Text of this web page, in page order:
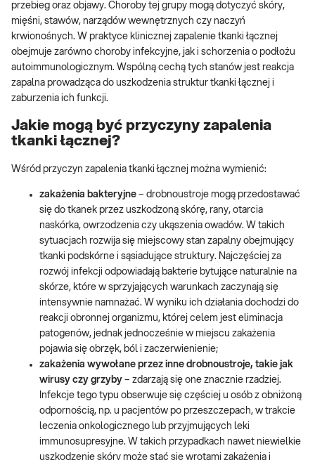
przebieg oraz objawy. Choroby tej grupy mogą dotyczyć skóry,
mięśni, stawów, narządów wewnętrznych czy naczyń
krwionośnych. W praktyce klinicznej zapalenie tkanki łącznej
obejmuje zarówno choroby infekcyjne, jak i schorzenia o podłożu
autoimmunologicznym. Wspólną cechą tych stanów jest reakcja
zapalna prowadząca do uszkodzenia struktur tkanki łącznej i
zaburzenia ich funkcji.
Jakie mogą być przyczyny zapalenia
tkanki łącznej?
Wśród przyczyn zapalenia tkanki łącznej można wymienić:
zakażenia bakteryjne – drobnoustroje mogą przedostawać
się do tkanek przez uszkodzoną skórę, rany, otarcia
naskórka, owrzodzenia czy ukąszenia owadów. W takich
sytuacjach rozwija się miejscowy stan zapalny obejmujący
tkanki podskórne i sąsiadujące struktury. Najczęściej za
rozwój infekcji odpowiadają bakterie bytujące naturalnie na
skórze, które w sprzyjających warunkach zaczynają się
intensywnie namnażać. W wyniku ich działania dochodzi do
reakcji obronnej organizmu, której celem jest eliminacja
patogenów, jednak jednocześnie w miejscu zakażenia
pojawia się obrzęk, ból i zaczerwienienie;
zakażenia wywołane przez inne drobnoustroje, takie jak
wirusy czy grzyby – zdarzają się one znacznie rzadziej.
Infekcje tego typu obserwuje się częściej u osób z obniżoną
odpornością, np. u pacjentów po przeszczepach, w trakcie
leczenia onkologicznego lub przyjmujących leki
immunosupresyjne. W takich przypadkach nawet niewielkie
uszkodzenie skóry może stać się wrotami zakażenia i